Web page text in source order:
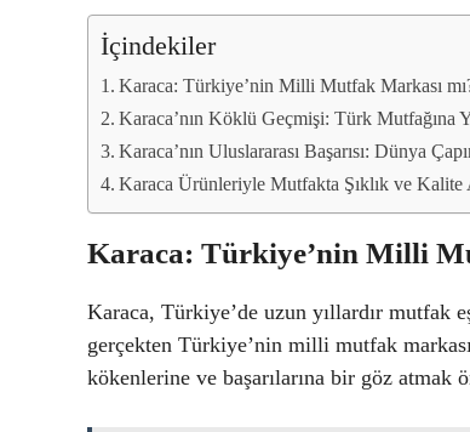
İçindekiler
Karaca: Türkiye’nin Milli Mutfak Markası
Karaca’nın Köklü Geçmişi: Türk Mutfağına
Karaca’nın Uluslararası Başarısı: Dünya
Karaca Ürünleriyle Mutfakta Şıklık ve Kalite
Karaca: Türkiye’nin Milli
Karaca, Türkiye’de uzun yıllardır mutfak
gerçekten Türkiye’nin milli mutfak markası
kökenlerine ve başarılarına bir göz atmak